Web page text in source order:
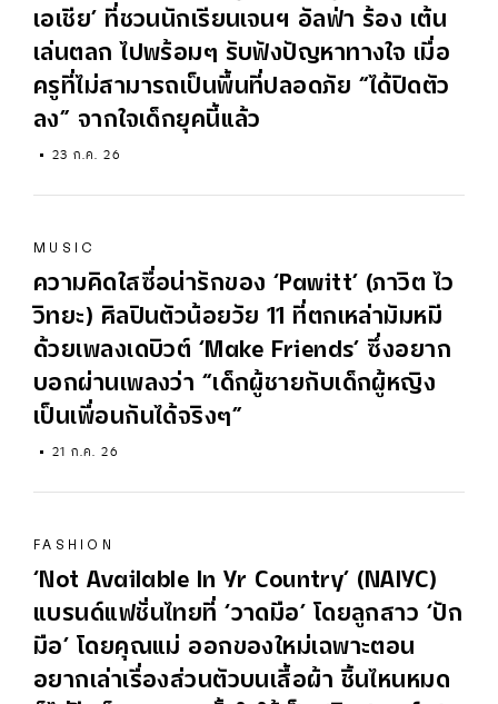
เอเชีย’ ที่ชวนนักเรียนเจนฯ อัลฟ่า ร้อง เต้น
เล่นตลก ไปพร้อมๆ รับฟังปัญหาทางใจ เมื่อ
ครูที่ไม่สามารถเป็นพื้นที่ปลอดภัย “ได้ปิดตัว
ลง” จากใจเด็กยุคนี้แล้ว
23 ก.ค. 26
MUSIC
ความคิดใสซื่อน่ารักของ ‘Pawitt’ (ภาวิต ไว
วิทยะ) ศิลปินตัวน้อยวัย 11 ที่ตกเหล่ามัมหมี
ด้วยเพลงเดบิวต์ ‘Make Friends’ ซึ่งอยาก
บอกผ่านเพลงว่า “เด็กผู้ชายกับเด็กผู้หญิง
เป็นเพื่อนกันได้จริงๆ”
21 ก.ค. 26
FASHION
‘Not Available In Yr Country’ (NAIYC)
แบรนด์แฟชั่นไทยที่ ‘วาดมือ’ โดยลูกสาว ‘ปัก
มือ’ โดยคุณแม่ ออกของใหม่เฉพาะตอน
อยากเล่าเรื่องส่วนตัวบนเสื้อผ้า ชิ้นไหนหมด